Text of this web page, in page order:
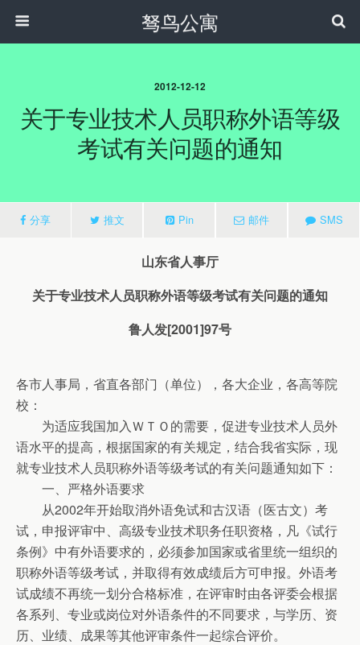
驽鸟公寓
2012-12-12
关于专业技术人员职称外语等级
考试有关问题的通知
分享 推文 Pin 邮件 SMS
山东省人事厅
关于专业技术人员职称外语等级考试有关问题的通知
鲁人发[2001]97号
各市人事局，省直各部门（单位），各大企业，各高等院
校：
为适应我国加入ＷＴＯ的需要，促进专业技术人员外
语水平的提高，根据国家的有关规定，结合我省实际，现
就专业技术人员职称外语等级考试的有关问题通知如下：
一、严格外语要求
从2002年开始取消外语免试和古汉语（医古文）考
试，申报评审中、高级专业技术职务任职资格，凡《试行
条例》中有外语要求的，必须参加国家或省里统一组织的
职称外语等级考试，并取得有效成绩后方可申报。外语考
试成绩不再统一划分合格标准，在评审时由各评委会根据
各系列、专业或岗位对外语条件的不同要求，与学历、资
历、业绩、成果等其他评审条件一起综合评价。